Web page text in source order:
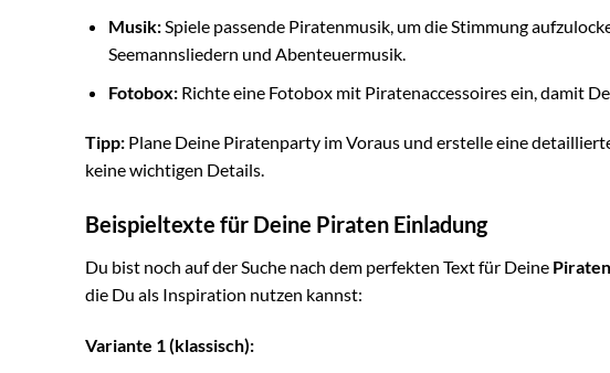
Musik:Spiele passende Piratenmusik, um die Stimmung
Seemannsliedern und Abenteuermusik.
Fotobox:Richte eine Fotobox mit Piratenaccessoires ein, damit
Tipp: Plane Deine Piratenparty im Voraus und erstelle eine
keine wichtigen Details.
Beispieltexte für Deine Piraten Einladung
Du bist noch auf der Suche nach dem perfekten Text für Deine
die Du als Inspiration nutzen kannst:
Variante 1 (klassisch):